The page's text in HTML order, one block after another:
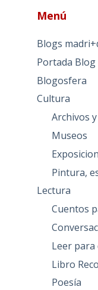
Menú
Blogs
Portada Blog
Blogosfera
Cultura
Archivos
Museos
Pintura,
Lectura
Cuentos
Leer
Libro
Poesía